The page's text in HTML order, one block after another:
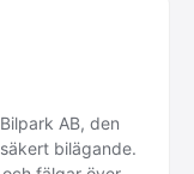
Bilpark AB, den
säkert bilägande.